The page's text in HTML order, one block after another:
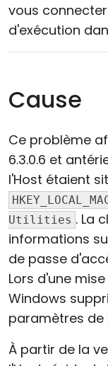
vous
d'exécution
Cause
Ce problème
6.3.0.6 et
l'Host étaient
Utilities . La
informations
de passe
Lors d'une
Windows
paramètres de
À partir de la